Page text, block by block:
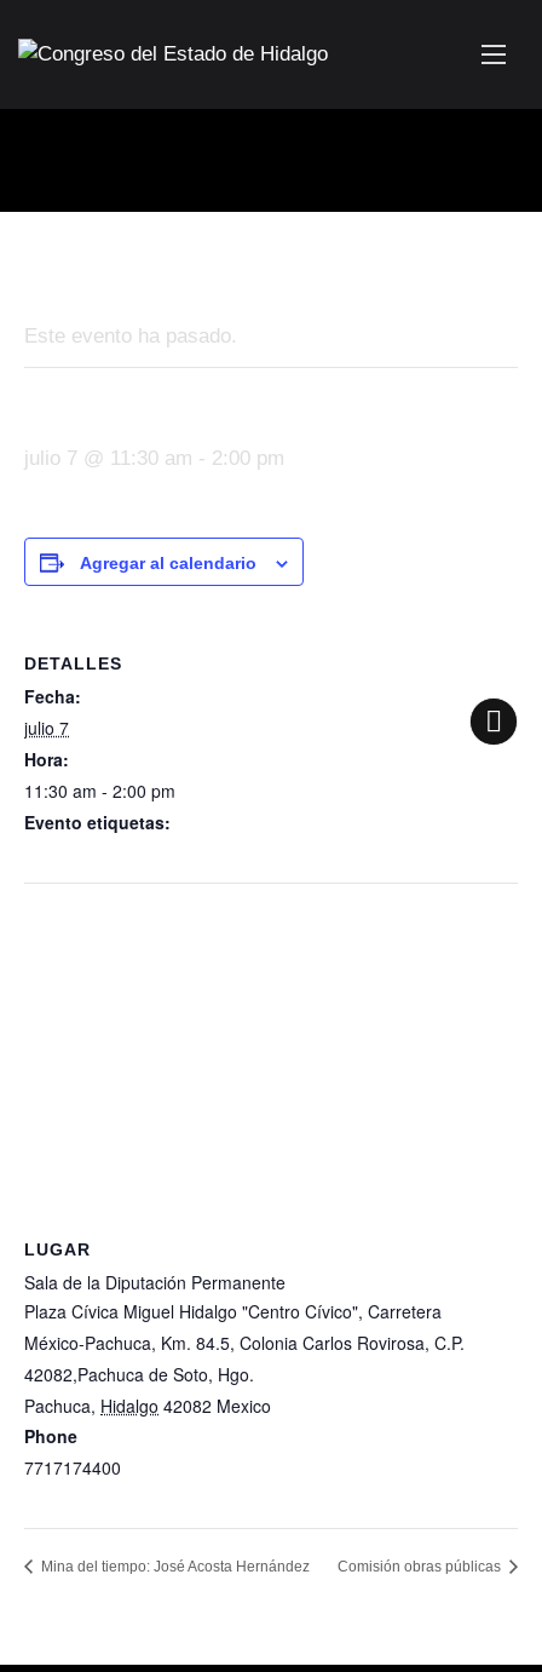
Este evento ha pasado.
julio 7 @ 11:30 am - 2:00 pm
Agregar al calendario
DETALLES
Fecha:
julio 7
Hora:
11:30 am - 2:00 pm
Evento etiquetas:
LUGAR
Sala de la Diputación Permanente
Plaza Cívica Miguel Hidalgo "Centro Cívico", Carretera
México-Pachuca, Km. 84.5, Colonia Carlos Rovirosa, C.P.
42082,Pachuca de Soto, Hgo.
Pachuca, Hidalgo 42082 Mexico
Phone
7717174400
Mina del tiempo: José Acosta Hernández Comisión obras públicas